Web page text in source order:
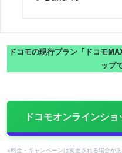
ドコモの現行プラン「ドコモ
ップ
ドコモオンラインシ
※料金・キャンペーンは変更される場合が